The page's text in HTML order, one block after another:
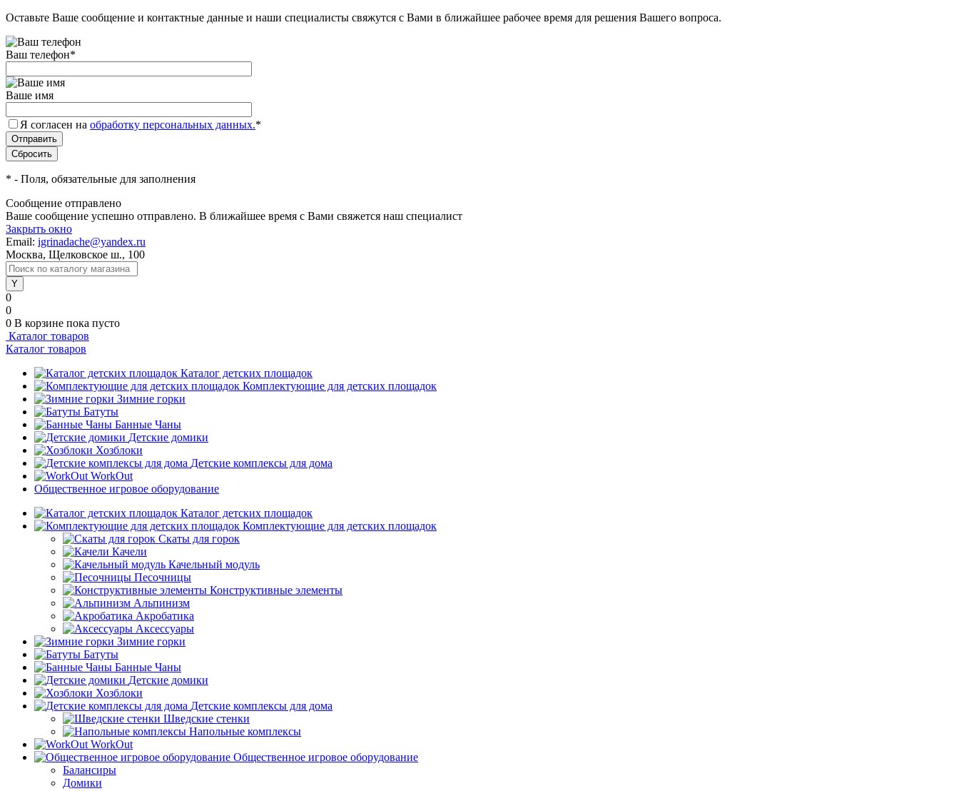
Оставьте Ваше сообщение и контактные данные и наши специалисты свяжутся с Вами в ближайшее рабочее время для решения Вашего вопроса.
Ваш телефон*
Ваше имя
Я согласен на обработку персональных данных.*
* - Поля, обязательные для заполнения
Сообщение отправлено
Ваше сообщение успешно отправлено. В ближайшее время с Вами свяжется наш специалист
Закрыть окно
Email: igrinadache@yandex.ru
Москва, Щелковское ш., 100
0
0
0 В корзине пока пусто
Каталог товаров
Каталог товаров
Каталог детских площадок
Комплектующие для детских площадок
Зимние горки
Батуты
Банные Чаны
Детские домики
Хозблоки
Детские комплексы для дома
WorkOut
Общественное игровое оборудование
Каталог детских площадок
Комплектующие для детских площадок
Скаты для горок
Качели
Качельный модуль
Песочницы
Конструктивные элементы
Альпинизм
Акробатика
Аксессуары
Зимние горки
Батуты
Банные Чаны
Детские домики
Хозблоки
Детские комплексы для дома
Шведские стенки
Напольные комплексы
WorkOut
Общественное игровое оборудование
Балансиры
Домики